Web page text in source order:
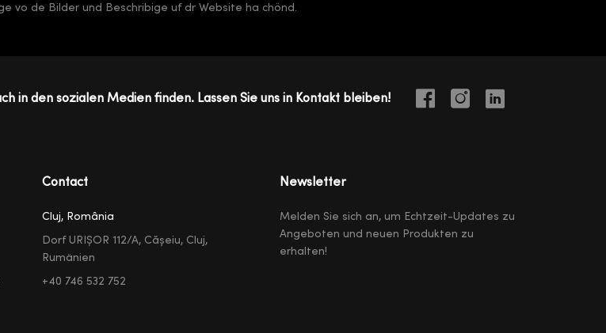
vo de Bilder und Beschribige uf dr Website ha chönd.
in den sozialen Medien finden. Lassen Sie uns in Kontakt bleiben!
Contact
Cluj, România
Dorf URIȘOR 112/A, Cășeiu, Cluj,
Rumänien
+40 746 532 752
Newsletter
Melden Sie sich an, um Echtzeit-Updates zu
Angeboten und neuen Produkten zu
erhalten!